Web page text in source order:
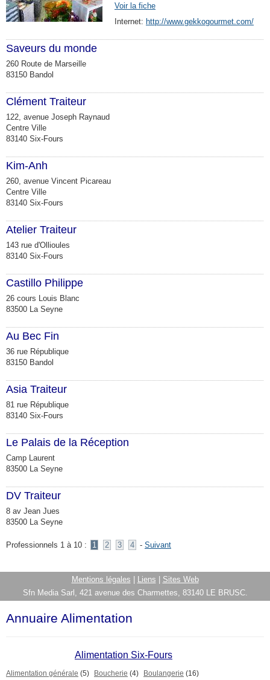
Voir la fiche
Internet: http://www.gekkogourmet.com/
Saveurs du monde
260 Route de Marseille
83150 Bandol
Clément Traiteur
122, avenue Joseph Raynaud
Centre Ville
83140 Six-Fours
Kim-Anh
260, avenue Vincent Picareau
Centre Ville
83140 Six-Fours
Atelier Traiteur
143 rue d'Ollioules
83140 Six-Fours
Castillo Philippe
26 cours Louis Blanc
83500 La Seyne
Au Bec Fin
36 rue République
83150 Bandol
Asia Traiteur
81 rue République
83140 Six-Fours
Le Palais de la Réception
Camp Laurent
83500 La Seyne
DV Traiteur
8 av Jean Jues
83500 La Seyne
Professionnels 1 à 10 : 1 2 3 4 - Suivant
Mentions légales Liens
Sites Web
Sfn Media Sarl, 421 avenue des Charmettes, 83140 LE BRUSC.
Annuaire Alimentation
Alimentation Six-Fours
Alimentation générale (5) Boucherie (4) Boulangerie (16)